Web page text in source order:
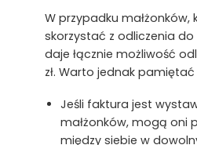
W przypadku małżonków,
skorzystać z odliczenia do
daje łącznie możliwość
zł. Warto jednak
Jeśli faktura jest
małżonków, mogą oni
między siebie w